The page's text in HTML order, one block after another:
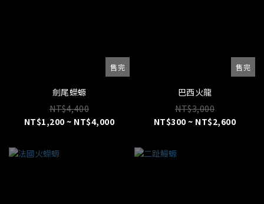
售完
劍尾蠑螈
NT$4,400
NT$1,200 ~ NT$4,000
售完
巴西火龍
NT$3,000
NT$300 ~ NT$2,600